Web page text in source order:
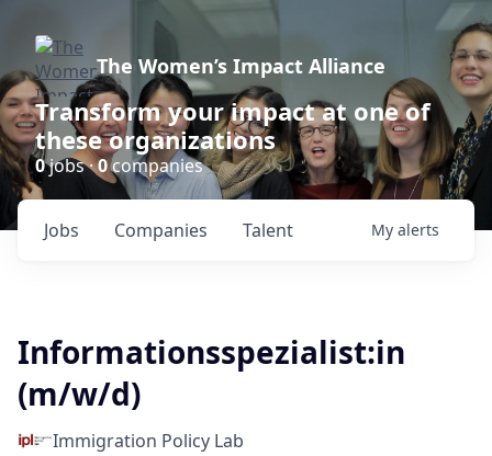
The Women’s Impact Alliance
Transform your impact at one of
these organizations
0jobs ·0companies
Jobs Companies Talent My alerts
Informationsspezialist:in
(m/w/d)
Immigration Policy Lab